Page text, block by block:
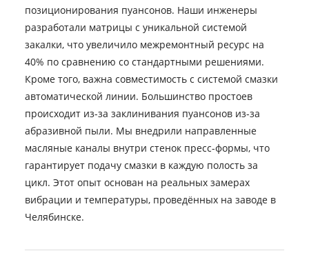
позиционирования пуансонов. Наши инженеры
разработали матрицы с уникальной системой
закалки, что увеличило межремонтный ресурс на
40% по сравнению со стандартными решениями.
Кроме того, важна совместимость с системой смазки
автоматической линии. Большинство простоев
происходит из-за заклинивания пуансонов из-за
абразивной пыли. Мы внедрили направленные
масляные каналы внутри стенок пресс-формы, что
гарантирует подачу смазки в каждую полость за
цикл. Этот опыт основан на реальных замерах
вибрации и температуры, проведённых на заводе в
Челябинске.